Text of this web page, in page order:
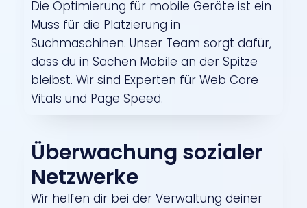
Die Optimierung für mobile Geräte ist ein
Muss für die Platzierung in
Suchmaschinen. Unser Team sorgt dafür,
dass du in Sachen Mobile an der Spitze
bleibst. Wir sind Experten für Web Core
Vitals und Page Speed.
Überwachung sozialer
Netzwerke
Wir helfen dir bei der Verwaltung deiner